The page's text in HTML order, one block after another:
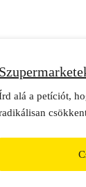
alá a petíciót,